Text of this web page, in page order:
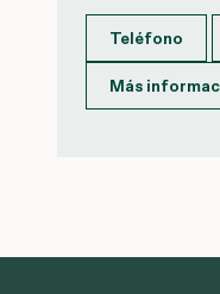
Teléfono
Más